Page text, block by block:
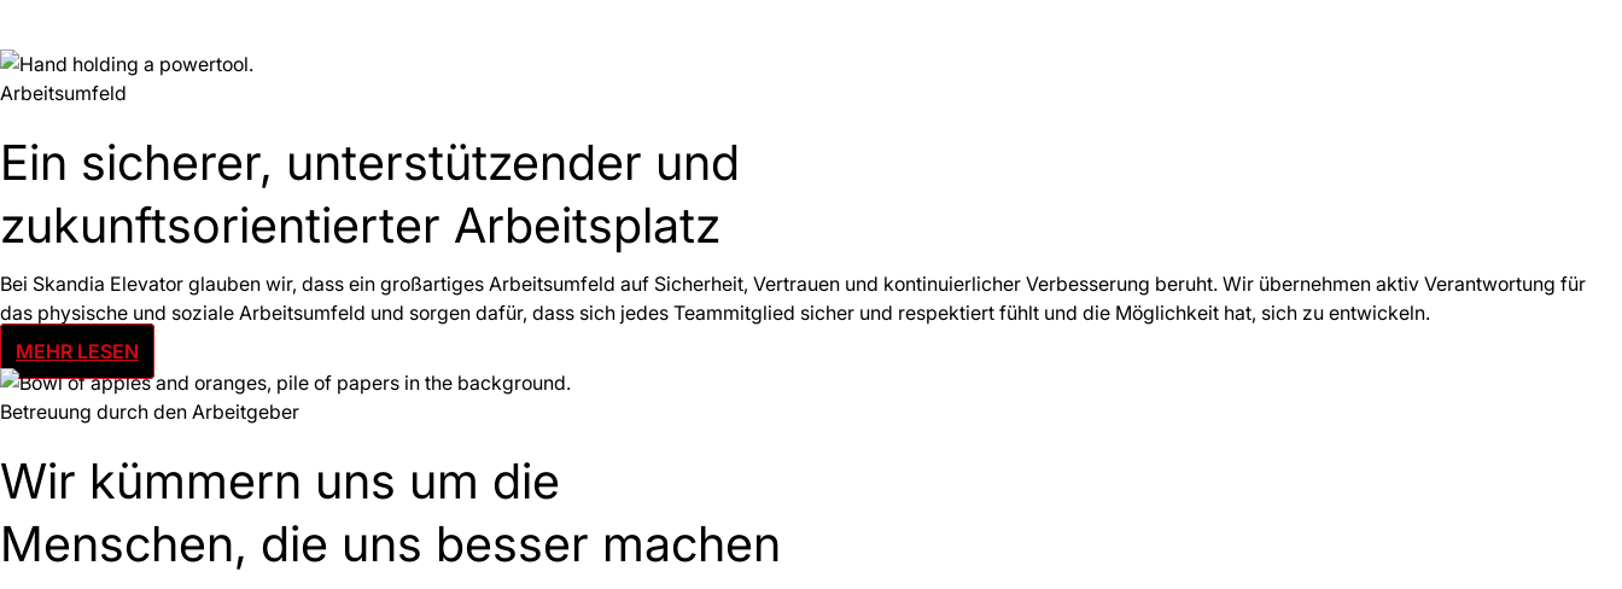
Arbeitsumfeld
Ein sicherer, unterstützender und
zukunftsorientierter Arbeitsplatz
Bei Skandia Elevator glauben wir, dass ein großartiges Arbeitsumfeld auf Sicherheit, Vertrauen und kontinuierlicher Verbesserung beruht. Wir übernehmen aktiv Verantwortung für
das physische und soziale Arbeitsumfeld und sorgen dafür, dass sich jedes Teammitglied sicher und respektiert fühlt und die Möglichkeit hat, sich zu entwickeln.
MEHR LESEN
Betreuung durch den Arbeitgeber
Wir kümmern uns um die
Menschen, die uns besser machen